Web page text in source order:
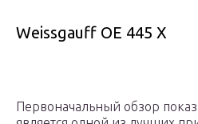
Weissgauff OE 445 X
Первоначальный обзор